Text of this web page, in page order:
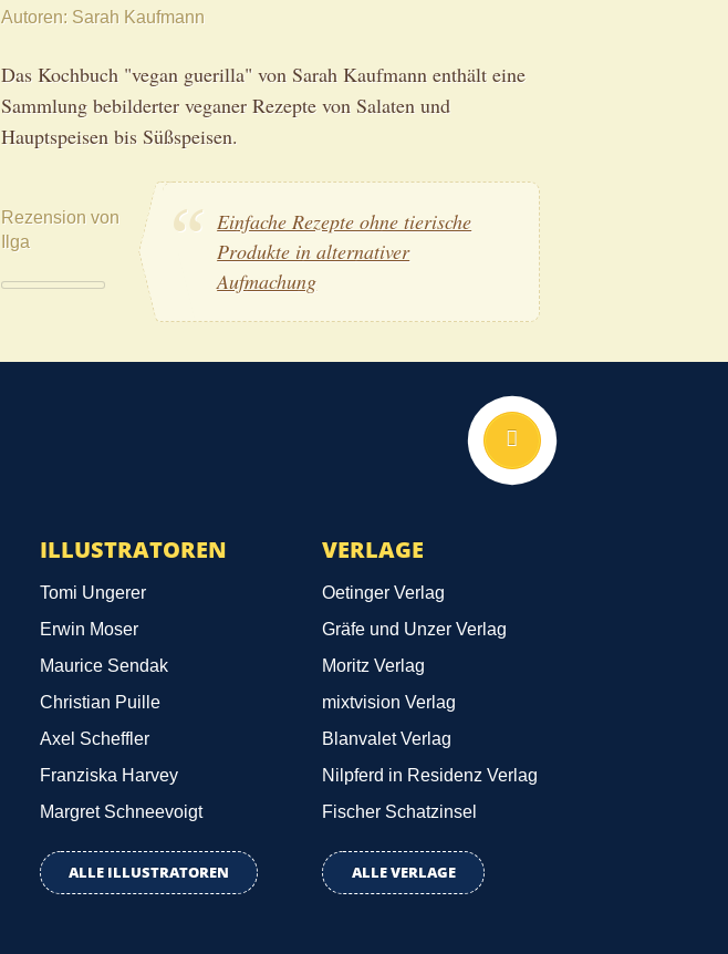
Autoren Sarah Kaufmann
Das Kochbuch "vegan guerilla" von Sarah Kaufmann enthält eine
Sammlung bebilderter veganer Rezepte von Salaten und
Hauptspeisen bis Süßspeisen.
Rezension von
Ilga
Einfache Rezepte ohne tierische
Produkte in alternativer
Aufmachung
ILLUSTRATOREN
Tomi Ungerer
Erwin Moser
Maurice Sendak
Christian Puille
Axel Scheffler
Franziska Harvey
Margret Schneevoigt
ALLE ILLUSTRATOREN
VERLAGE
Oetinger Verlag
Gräfe und Unzer Verlag
Moritz Verlag
mixtvision Verlag
Blanvalet Verlag
Nilpferd in Residenz Verlag
Fischer Schatzinsel
ALLE VERLAGE